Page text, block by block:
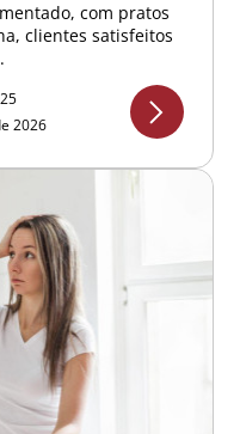
com pratos
clientes satisfeitos
2026